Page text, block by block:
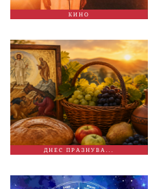
КИНО
ДНЕС ПРАЗНУВА...